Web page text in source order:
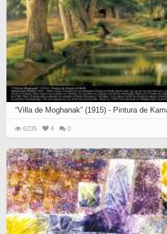
“Villa de Moghanak” (1915) - Pintura de
6235 4 0